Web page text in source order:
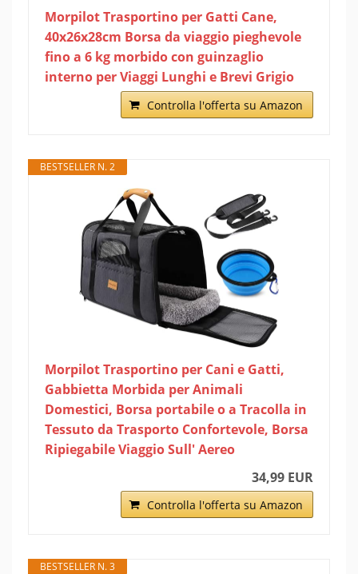
Morpilot Trasportino per Gatti Cane,
40x26x28cm Borsa da viaggio pieghevole
fino a 6 kg morbido con guinzaglio
interno per Viaggi Lunghi e Brevi Grigio
Controlla l'offerta su Amazon
BESTSELLER N. 2
Morpilot Trasportino per Cani e Gatti,
Gabbietta Morbida per Animali
Domestici, Borsa portabile o a Tracolla in
Tessuto da Trasporto Confortevole, Borsa
Ripiegabile Viaggio Sull' Aereo
34,99 EUR
Controlla l'offerta su Amazon
BESTSELLER N. 3